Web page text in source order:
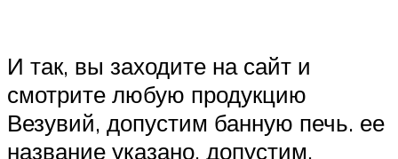
И так, вы заходите на сайт и
смотрите любую продукцию
Везувий, допустим банную печь. ее
название указано, допустим,